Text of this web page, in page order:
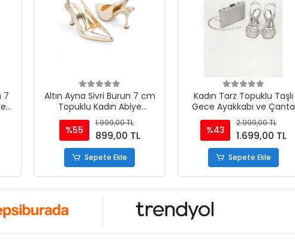
7
Altın Ayna Sivri Burun 7 cm
Topuklu Kadın Abiye
Ayakkabı
%55
1.999,00 TL
899,00 TL
Sepete Ekle
Kadın Tarz Topuklu Taşlı
Gece Ayakkabı ve Çanta
Takımı Gümüş
%43
2.999,00 TL
1.699,00 TL
Sepete Ekle